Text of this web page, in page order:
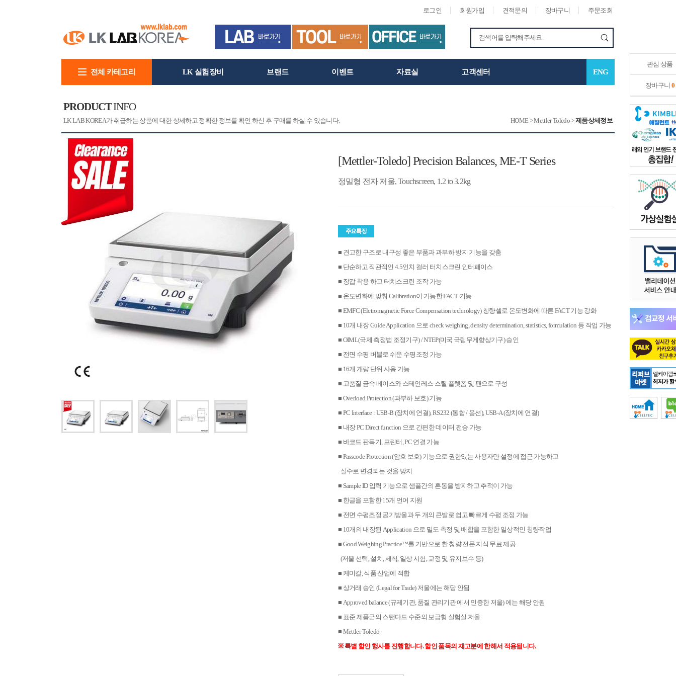
로그인 회원가입 견적문의 장바구니 주문조회
관심 상품
장바구니 0
전체 카테고리 LK 실험장비 브랜드 이벤트 자료실 고객센터 ENG
PRODUCTINFO
LK LAB KOREA가 취급하는 상품에 대한 상세하고 정확한 정보를 확인 하신 후 구매를 하실 수 있습니다. HOME>Mettler Toledo>제품상세정보
[Mettler-Toledo] Precision Balances, ME-T Series
정밀형 전자 저울, Touchscreen, 1.2 to 3.2kg
■ 견고한 구조로 내구성 좋은 부품과 과부하 방지 기능을 갖춤
■ 단순하고 직관적인 4.5인치 컬러 터치스크린 인터페이스
■ 장갑 착용 하고 터치스크린 조작 가능
■ 온도변화에 맞춰 Calibration이 가능한 FACT 기능
■ EMFC (Elctromagnetic Force Compensation technology) 칭량셀로 온도변화에 따른 FACT 기능 강화
■ 10개 내장 Guide Application 으로 check weighing, density determination, statistics, formulation 등 작업 가능
■ OIML(국제 측정법 조정기구) / NTEP(미국 국립무게향상기구) 승인
■ 전면 수평 버블로 쉬운 수평조정 가능
■ 16개 개량 단위 사용 가능
■ 고품질 금속 베이스와 스테인레스 스틸 플렛폼 및 팬으로 구성
■ Overload Protection (과부하 보호) 기능
■ PC Interface : USB-B (장치에 연결), RS232 (통합 / 옵션), USB-A (장치에 연결)
■ 내장 PC Direct function 으로 간편한 데이터 전송 가능
■ 바코드 판독기, 프린터, PC 연결 가능
■ Passcode Protection (암호 보호) 기능으로 권한있는 사용자만 설정에 접근 가능하고
실수로 변경되는 것을 방지
■ Sample ID 입력 기능으로 샘플간의 혼동을 방지하고 추적이 가능
■ 한글을 포함한 15개 언어 지원
■ 전면 수평조정 공기방울과 두 개의 큰발로 쉽고 빠르게 수평 조정 가능
■ 10개의 내장된 Application 으로 밀도 측정 및 배합을 포함한 일상적인 칭량작업
■ Good Weighing Practice™를 기반으로 한 칭량 전문 지식 무료 제공
(저울 선택, 설치, 세척, 일상 시험, 교정 및 유지보수 등)
■ 케미칼, 식품 산업에 적합
■ 상거래 승인 (Legal for Trade) 저울에는 해당 안됨
■ Approved balance (규제기관, 품질 관리기관 에서 인증한 저울) 에는 해당 안됨
■ 표준 제품군의 스탠다드 수준의 보급형 실험실 저울
■ Mettler-Toledo
※ 특별 할인 행사를 진행합니다. 할인 품목의 재고분에 한해서 적용됩니다.